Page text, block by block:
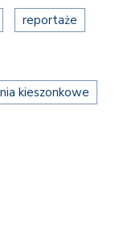
reportaże
kieszonkowe